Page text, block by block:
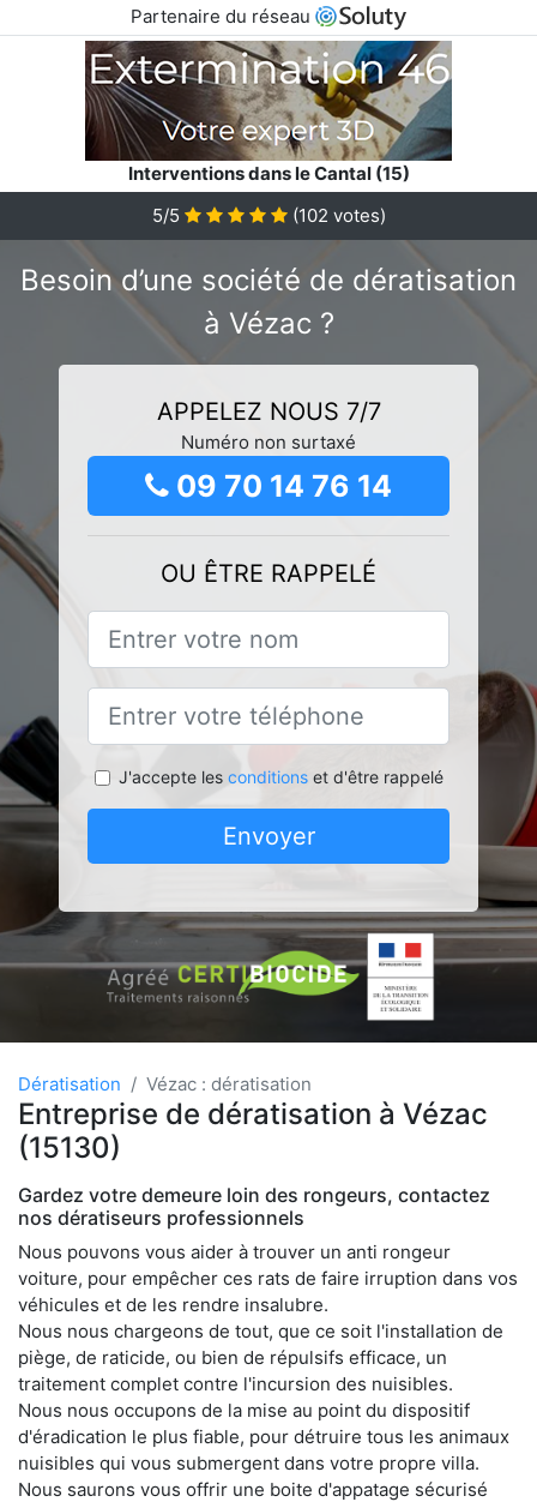
Partenaire du réseau
Interventions dans le Cantal (15)
5/5
(102 votes)
Besoin d’une société de dératisation
à Vézac ?
APPELEZ NOUS 7/7
Numéro non surtaxé
09 70 14 76 14
OU ÊTRE RAPPELÉ
J'accepte les conditionset d'être rappelé
Envoyer
Dératisation Vézac : dératisation
Entreprise de dératisation à Vézac
(15130)
Gardez votre demeure loin des rongeurs, contactez
nos dératiseurs professionnels
Nous pouvons vous aider à trouver un anti rongeur
voiture, pour empêcher ces rats de faire irruption dans vos
véhicules et de les rendre insalubre.
Nous nous chargeons de tout, que ce soit l'installation de
piège, de raticide, ou bien de répulsifs efficace, un
traitement complet contre l'incursion des nuisibles.
Nous nous occupons de la mise au point du dispositif
d'éradication le plus fiable, pour détruire tous les animaux
nuisibles qui vous submergent dans votre propre villa.
Nous saurons vous offrir une boite d'appatage sécurisé